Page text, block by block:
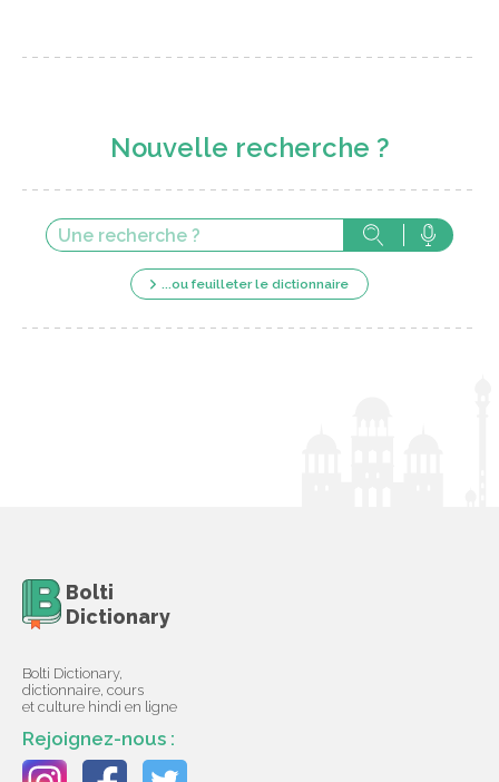
Nouvelle recherche ?
...ou feuilleter le dictionnaire
Bolti
Dictionary
Bolti Dictionary,
dictionnaire, cours
et culture hindi en ligne
Rejoignez-nous :